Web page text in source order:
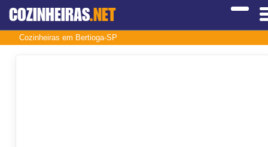
COZINHEIRAS.NET
Cozinheiras em Bertioga-SP